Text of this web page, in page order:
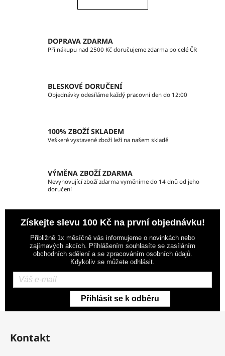
d
í
p
k
y
p
i
í
DOPRAVA ZDARMA
Při nákupu nad 2500 Kč doručujeme zdarma po celé ČR
BLESKOVÉ DORUČENÍ
Objednávky odesíláme každý pracovní den do 12:00
100% ZBOŽÍ SKLADEM
Veškeré vystavené zboží leží na našem skladě
VÝMĚNA ZBOŽÍ ZDARMA
Nevyhovující zboží zdarma vyměníme do 14 dnů od jeho
doručení
Získejte slevu 100 Kč na první objednávku!
Přibližně 1x měsíčně vás informujeme o novinkách nebo
zajímavých akcích. Přihlášením souhlasíte se zasíláním
obchodních sdělení a se zpracováním osobních údajů.
Kdykoliv se můžete odhlásit.
Přihlásit se k odběru
Z
Kontakt